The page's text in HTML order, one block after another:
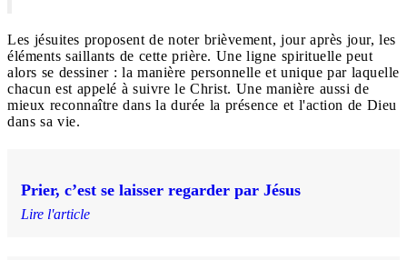
Les jésuites proposent de noter brièvement, jour après jour, les
éléments saillants de cette prière. Une ligne spirituelle peut
alors se dessiner : la manière personnelle et unique par laquelle
chacun est appelé à suivre le Christ. Une manière aussi de
mieux reconnaître dans la durée la présence et l'action de Dieu
dans sa vie.
Prier, c’est se laisser regarder par Jésus
Lire l'article